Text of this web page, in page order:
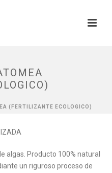
(FERTILIZANTE ECOLOGICO)
algas. Producto 100% natural
un riguroso proceso de